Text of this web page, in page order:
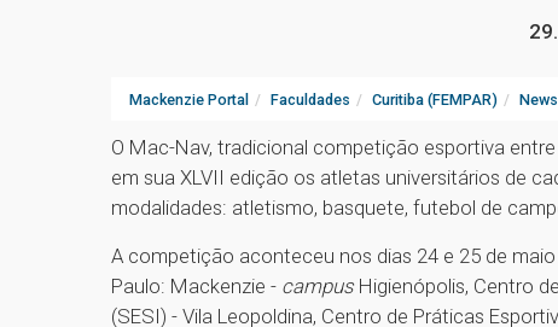
Mackenzie Portal Faculdades Curitiba (FEMPAR) News
O Mac-Nav, tradicional competição esportiva
em sua XLVII edição os atletas universitários de
modalidades: atletismo, basquete, futebol de
A competição aconteceu nos dias 24 e 25 de
Paulo: Mackenzie - campus Higienópolis, Centro
(SESI) - Vila Leopoldina, Centro de Práticas